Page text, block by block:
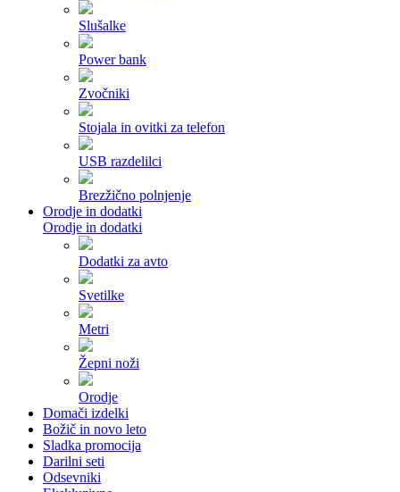
Slušalke
Power bank
Zvočniki
Stojala in ovitki za telefon
USB razdelilci
Brezžično polnjenje
Orodje in dodatki
Orodje in dodatki
Dodatki za avto
Svetilke
Metri
Žepni noži
Orodje
Domači izdelki
Božič in novo leto
Sladka promocija
Darilni seti
Odsevniki